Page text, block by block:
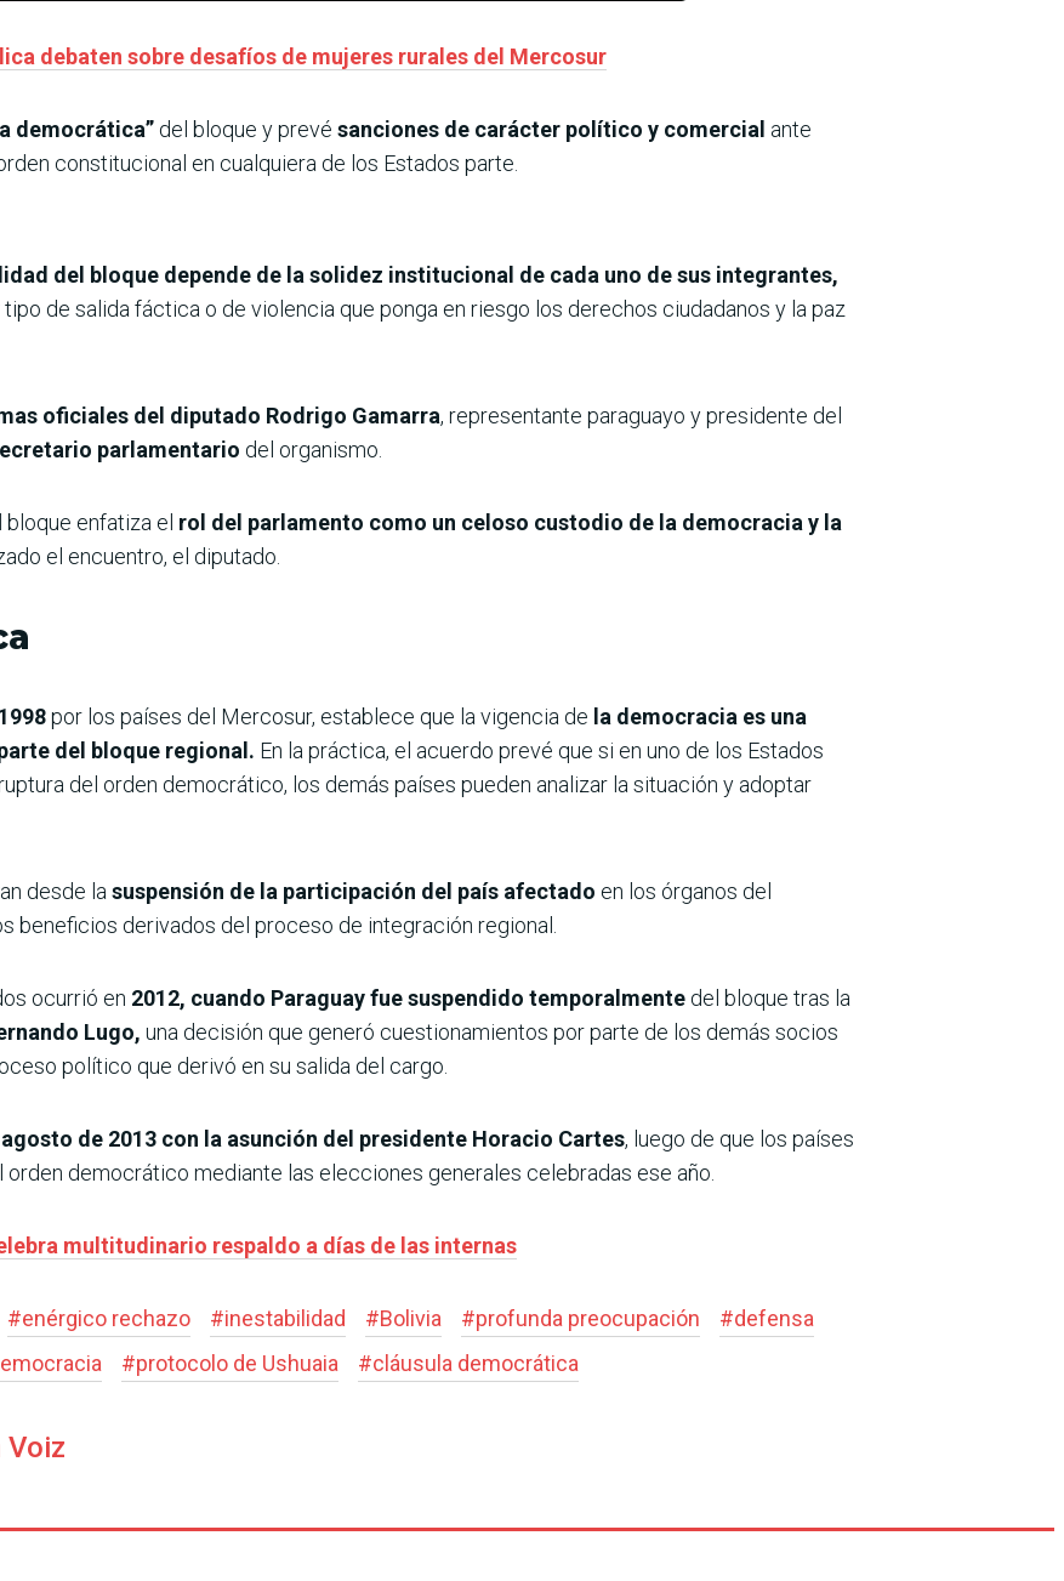
debaten sobre desafíos de mujeres rurales del Mercosur
democrática” del bloque y prevé sanciones de carácter político y comercial ante
constitucional en cualquiera de los Estados parte.
del bloque depende de la solidez institucional de cada uno de sus integrantes,
de salida fáctica o de violencia que ponga en riesgo los derechos ciudadanos y la paz
oficiales del diputado Rodrigo Gamarra, representante paraguayo y presidente del
parlamentario del organismo.
enfatiza el rol del parlamento como un celoso custodio de la democracia y la
el encuentro, el diputado.
por los países del Mercosur, establece que la vigencia de la democracia es una
del bloque regional. En la práctica, el acuerdo prevé que si en uno de los Estados
del orden democrático, los demás países pueden analizar la situación y adoptar
desde la suspensión de la participación del país afectado en los órganos del
beneficios derivados del proceso de integración regional.
ocurrió en 2012, cuando Paraguay fue suspendido temporalmente del bloque tras la
Lugo, una decisión que generó cuestionamientos por parte de los demás socios
político que derivó en su salida del cargo.
de 2013 con la asunción del presidente Horacio Cartes, luego de que los países
democrático mediante las elecciones generales celebradas ese año.
multitudinario respaldo a días de las internas
#enérgico rechazo #inestabilidad #Bolivia #profunda preocupación #defensa
#protocolo de Ushuaia #cláusula democrática
Voiz